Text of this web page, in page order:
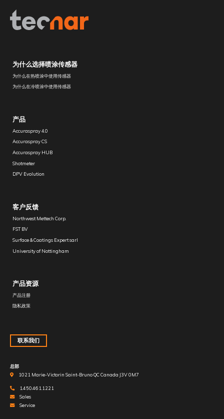
为什么选择喷涂传感器
为什么在热喷涂中使用传感器
为什么在冷喷涂中使用传感器
产品
Accuraspray 4.0
Accuraspray CS
Accuraspray HUB
Shotmeter
DPV Evolution
客户反馈
Northwest Mettech Corp.
FST BV
Surface & Coatings Expert sarl
University of Nottingham
产品资源
产品注册
隐私政策
联系我们
总部
1021 Marie-Victorin Saint-Bruno QC Canada J3V 0M7
1.450.461.1221
Sales
Service